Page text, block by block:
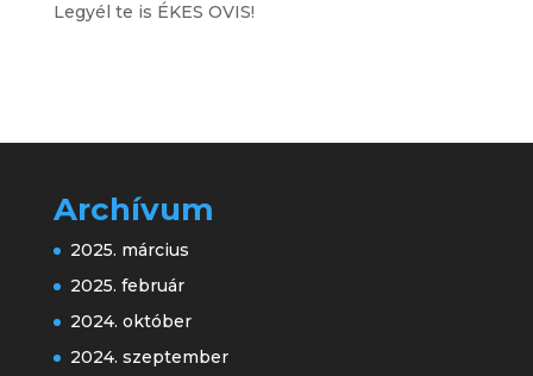
Legyél te is ÉKES OVIS!
Archívum
2025. március
2025. február
2024. október
2024. szeptember